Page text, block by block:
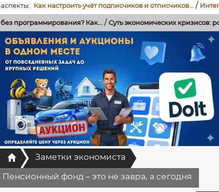
Как настроить учёт подписчиков и отписчиков.../Интеграция
Как.../Суть экономических кризисов: роль
ГлавнаяЗаметки экономиста
Пенсионный фонд – это не завра, а сегодня